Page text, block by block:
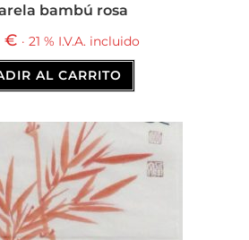
bambú rosa
€ · 21 % I.V.A. incluido
AL CARRITO